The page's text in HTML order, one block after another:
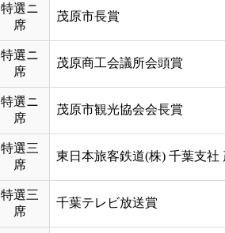
特選ニ
席
茂原市長賞
特選ニ
席
茂原商工会議所会頭賞
特選ニ
席
茂原市観光協会会長賞
特選三
席
東日本旅客鉄道(株) 千葉支社
特選三
席
千葉テレビ放送賞